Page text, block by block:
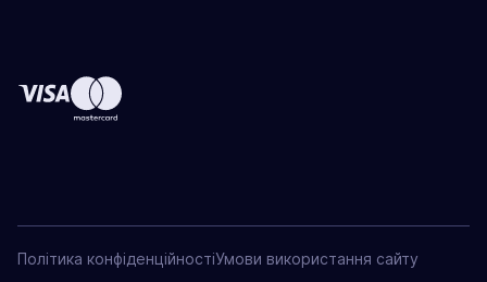
Політика конфіденційностіУмови використання сайту